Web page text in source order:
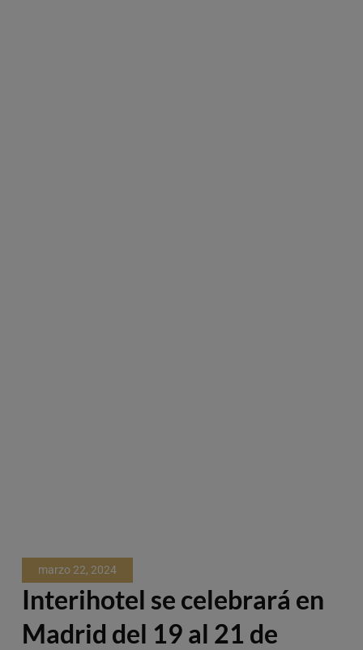
marzo 22, 2024
Interihotel se celebrará en
Madrid del 19 al 21 de